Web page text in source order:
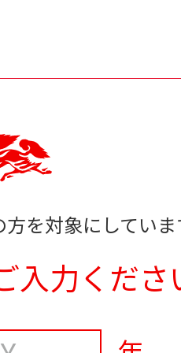
を対象にしていま
力くださ